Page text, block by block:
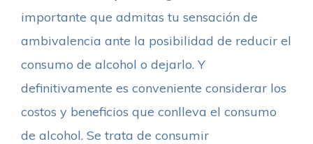
importante que admitas tu sensación de
ambivalencia ante la posibilidad de reducir el
consumo de alcohol o dejarlo. Y
definitivamente es conveniente considerar los
costos y beneficios que conlleva el consumo
de alcohol. Se trata de consumir